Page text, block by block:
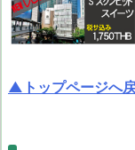
▲トップページへ